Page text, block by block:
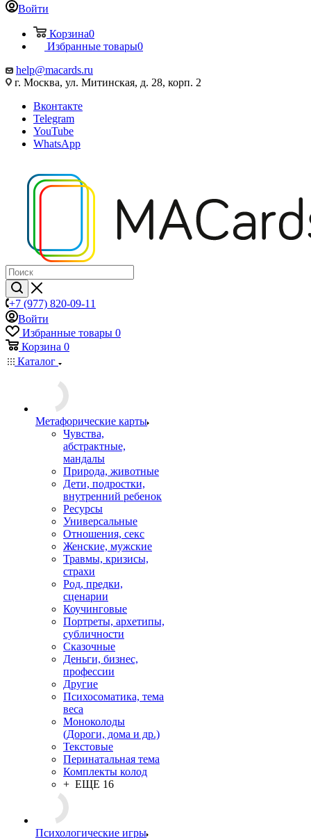
Войти
Корзина0
Избранные товары0
help@macards.ru
г. Москва, ул. Митинская, д. 28, корп. 2
Вконтакте
Telegram
YouTube
WhatsApp
+7 (977) 820-09-11
Войти
Корзина 0
Mетафорические карты
Чувства,
абстрактные,
мандалы
Природа, животные
Дети, подростки,
внутренний ребенок
Ресурсы
Универсальные
Отношения, секс
Женские, мужские
Травмы, кризисы,
страхи
Род, предки,
сценарии
Коучинговые
Портреты, архетипы,
субличности
Сказочные
Деньги, бизнес,
профессии
Другие
Психосоматика, тема
веса
Моноколоды
(Дороги, дома и др.)
Текстовые
Перинатальная тема
Комплекты колод
+ ЕЩЕ 16